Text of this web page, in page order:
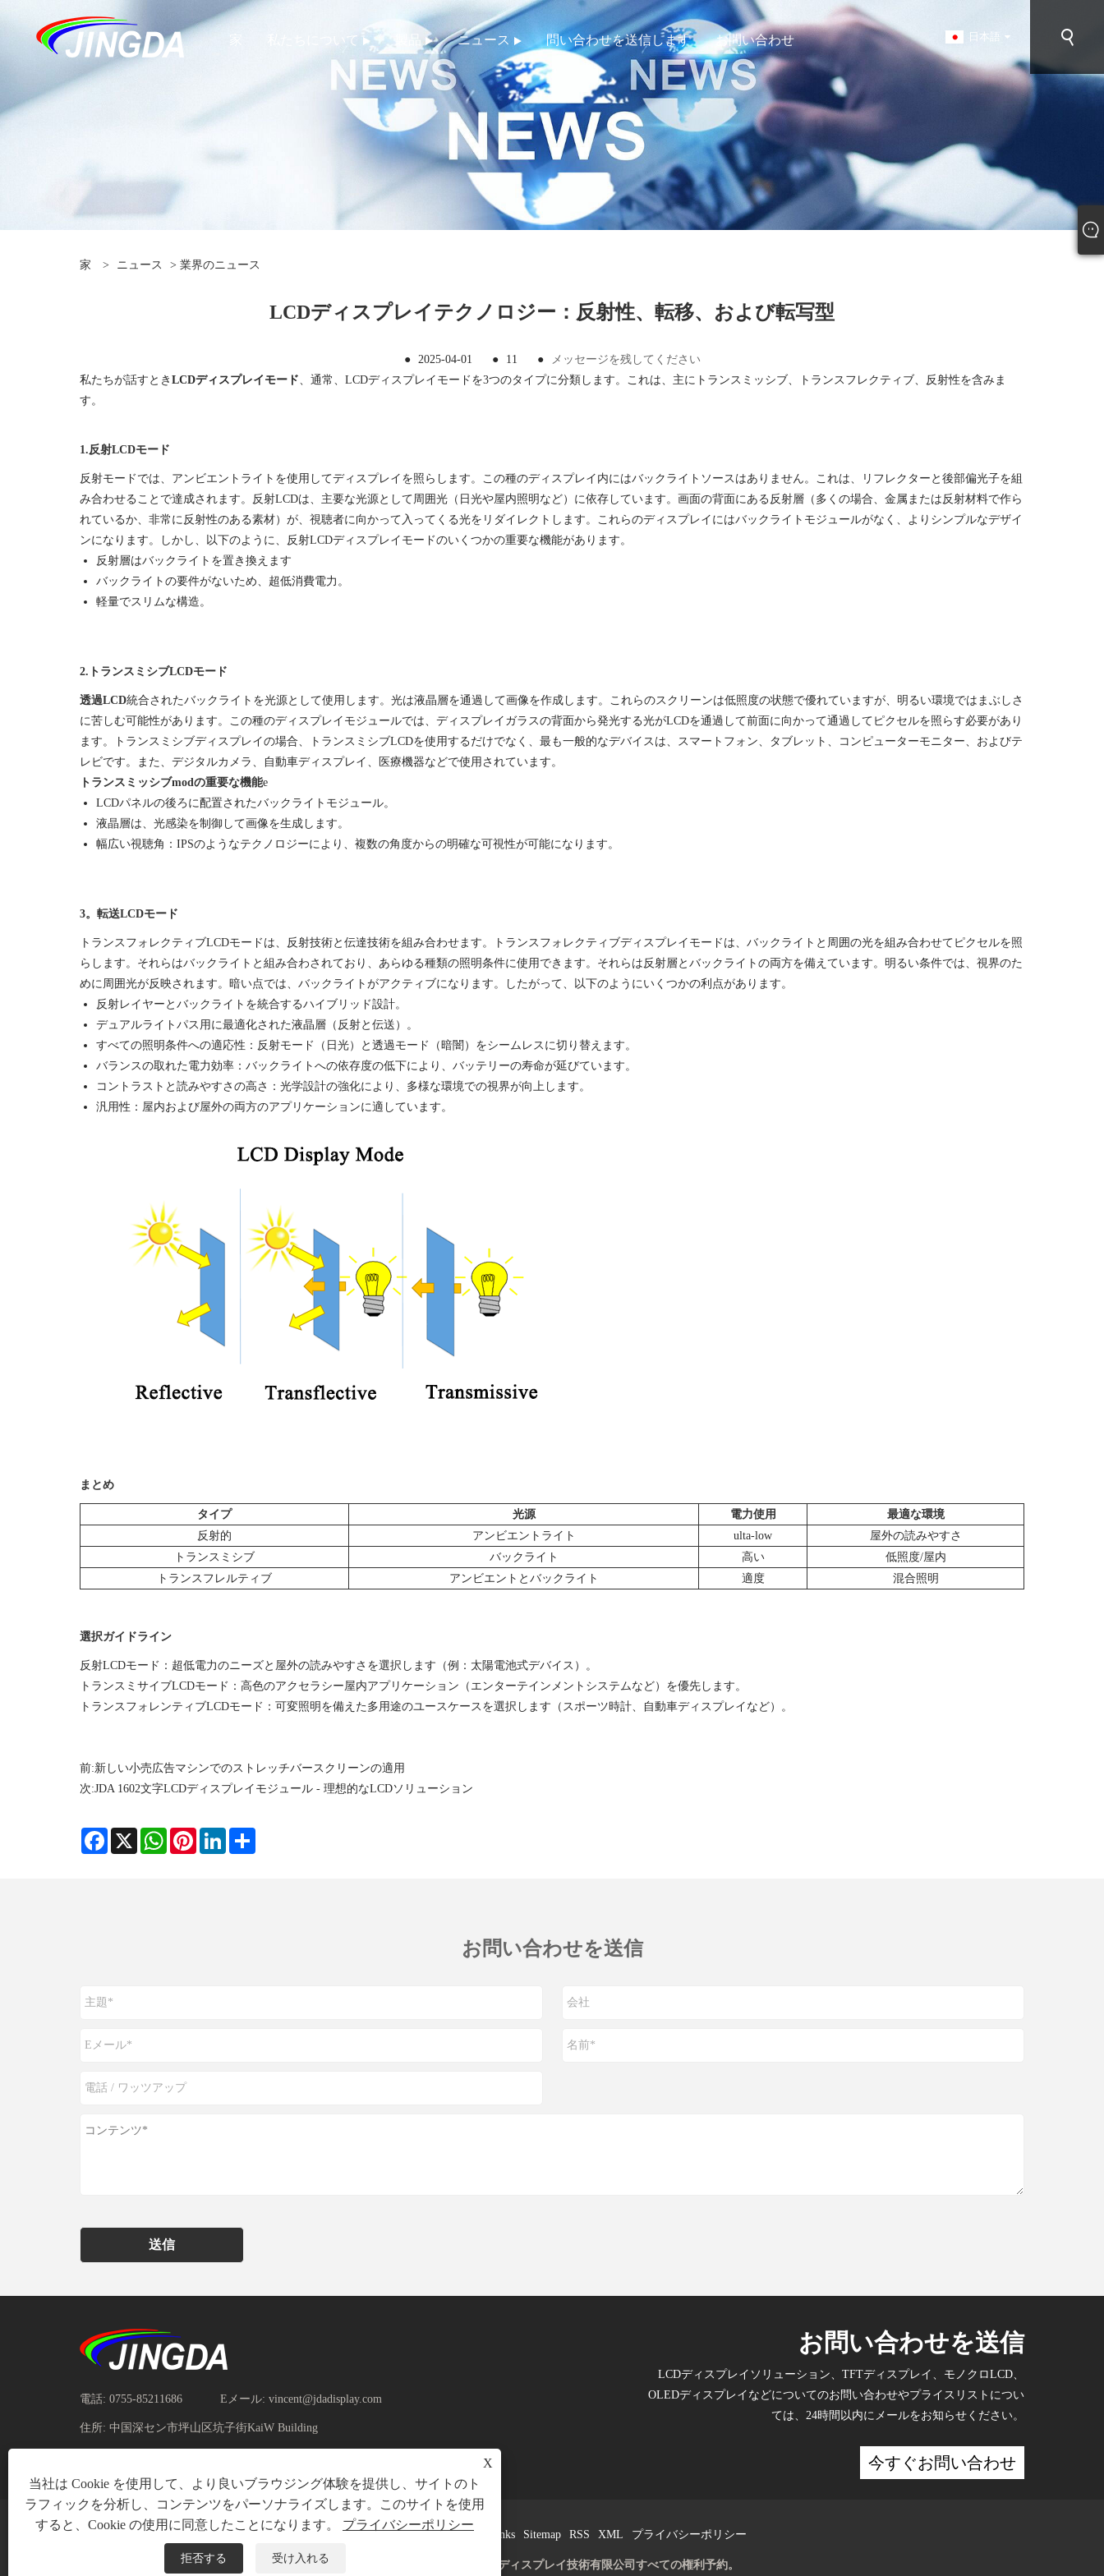
私たちについて 製品 ニュース 問い合わせを送信します お問い合わせ 日本語
家 > ニュース > 業界のニュース
LCDディスプレイテクノロジー：反射性、転移、および転写型
● 2025-04-01 ● 11 ●
メッセージを残してください
私たちが話すとき LCDディスプレイモード、通常、LCDディスプレイモードを3つのタイプに分類します。これは、主にトランスミッシブ、トランスフレクティブ、反射性を含みま
す。
1.反射LCDモード
反射モードでは、アンビエントライトを使用してディスプレイを照らします。この種のディスプレイ内にはバックライトソースはありません。これは、リフレクターと後部偏光子を組
み合わせることで達成されます。反射LCDは、主要な光源として周囲光（日光や屋内照明など）に依存しています。画面の背面にある反射層（多くの場合、金属または反射材料で作ら
れているか、非常に反射性のある素材）が、視聴者に向かって入ってくる光をリダイレクトします。これらのディスプレイにはバックライトモジュールがなく、よりシンプルなデザイ
ンになります。しかし、以下のように、反射LCDディスプレイモードのいくつかの重要な機能があります。
反射層はバックライトを置き換えます
バックライトの要件がないため、超低消費電力。
軽量でスリムな構造。
2.トランスミシブLCDモード
透過LCD統合されたバックライトを光源として使用します。光は液晶層を通過して画像を作成します。これらのスクリーンは低照度の状態で優れていますが、明るい環境ではまぶしさ
に苦しむ可能性があります。この種のディスプレイモジュールでは、ディスプレイガラスの背面から発光する光がLCDを通過して前面に向かって通過してピクセルを照らす必要があり
ます。トランスミシブディスプレイの場合、トランスミシブLCDを使用するだけでなく、最も一般的なデバイスは、スマートフォン、タブレット、コンピューターモニター、およびテ
レビです。また、デジタルカメラ、自動車ディスプレイ、医療機器などで使用されています。
トランスミッシブmodの重要な機能e
LCDパネルの後ろに配置されたバックライトモジュール。
液晶層は、光感染を制御して画像を生成します。
幅広い視聴角：IPSのようなテクノロジーにより、複数の角度からの明確な可視性が可能になります。
3。転送LCDモード
トランスフォレクティブLCDモードは、反射技術と伝達技術を組み合わせます。トランスフォレクティブディスプレイモードは、バックライトと周囲の光を組み合わせてピクセルを照
らします。それらはバックライトと組み合わされており、あらゆる種類の照明条件に使用できます。それらは反射層とバックライトの両方を備えています。明るい条件では、視界のた
めに周囲光が反映されます。暗い点では、バックライトがアクティブになります。したがって、以下のようにいくつかの利点があります。
反射レイヤーとバックライトを統合するハイブリッド設計。
デュアルライトパス用に最適化された液晶層（反射と伝送）。
すべての照明条件への適応性：反射モード（日光）と透過モード（暗闇）をシームレスに切り替えます。
バランスの取れた電力効率：バックライトへの依存度の低下により、バッテリーの寿命が延びています。
コントラストと読みやすさの高さ：光学設計の強化により、多様な環境での視界が向上します。
汎用性：屋内および屋外の両方のアプリケーションに適しています。
まとめ
タイプ 光源 電力使用
最適な環境
反射的
アンビエントライト ulta-low
屋外の読みやすさ
トランスミシブ
バックライト 高い
低照度/屋内
トランスフレルティブ
アンビエントとバックライト 適度 混合照明
選択ガイドライン
反射LCDモード：超低電力のニーズと屋外の読みやすさを選択します（例：太陽電池式デバイス）。
トランスミサイブLCDモード：高色のアクセラシー屋内アプリケーション（エンターテインメントシステムなど）を優先します。
トランスフォレンティブLCDモード：可変照明を備えた多用途のユースケースを選択します（スポーツ時計、自動車ディスプレイなど）。
前:新しい小売広告マシンでのストレッチバースクリーンの適用
次:JDA 1602文字LCDディスプレイモジュール - 理想的なLCDソリューション
Facebook
X WhatsAppPinterestLinkedIn
お問い合わせを送信
送信
電話: 0755-85211686 Eメール: vincent@jdadisplay.com
住所: 中国深セン市坪山区坑子街KaiW Building
お問い合わせを送信
LCDディスプレイソリューション、TFTディスプレイ、モノクロLCD、
OLEDディスプレイなどについてのお問い合わせやプライスリストについ
ては、24時間以内にメールをお知らせください。
今すぐお問い合わせ
Links Sitemap RSS XML プライバシーポリシー
著作権 © 2025 深セン京達ディスプレイ技術有限公司すべての権利予約。
X
当社は Cookie を使用して、より良いブラウジング体験を提供し、サイトのト
ラフィックを分析し、コンテンツをパーソナライズします。このサイトを使用
すると、Cookie の使用に同意したことになります。 プライバシーポリシー
拒否する 受け入れる